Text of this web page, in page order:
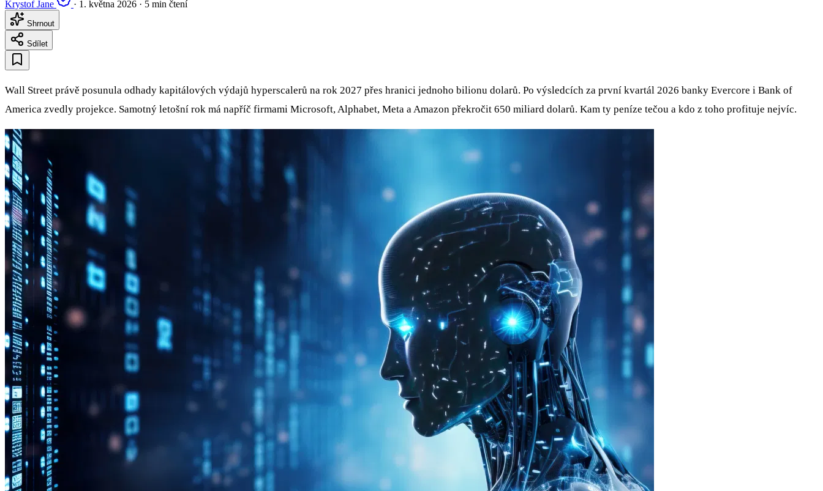
Krystof Jane
· 1. května 2026 · 5 min čtení
Shrnout
Sdílet
Wall Street právě posunula odhady kapitálových výdajů hyperscalerů na rok 2027 přes hranici jednoho bilionu dolarů. Po výsledcích za první kvartál 2026 banky Evercore i Bank of
America zvedly projekce. Samotný letošní rok má napříč firmami Microsoft, Alphabet, Meta a Amazon překročit 650 miliard dolarů. Kam ty peníze tečou a kdo z toho profituje nejvíc.